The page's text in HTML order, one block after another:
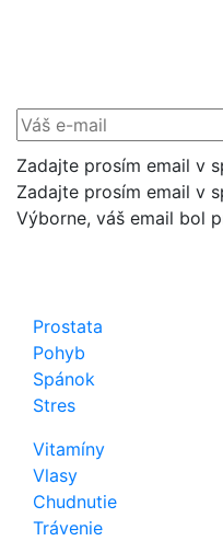
Zadajte prosím email v
Zadajte prosím email v
Výborne, váš email bol
Prostata
Pohyb
Spánok
Stres
Vitamíny
Vlasy
Chudnutie
Trávenie